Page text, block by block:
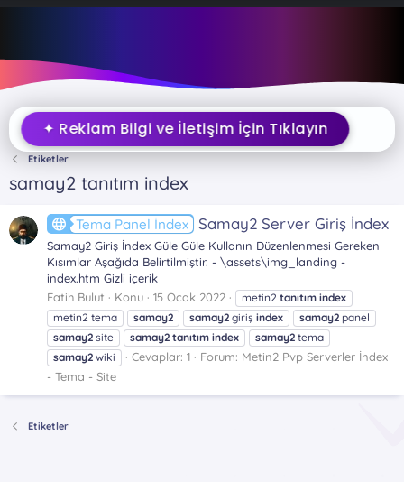
✦ Reklam Bilgi ve İletişim İçin Tıklayın
Etiketler
samay2 tanıtım index
Tema Panel İndex Samay2 Server Giriş İndex
Samay2 Giriş İndex Güle Güle Kullanın Düzenlenmesi Gereken
Kısımlar Aşağıda Belirtilmiştir. - \assets\img_landing -
index.htm Gizli içerik
Fatih Bulut
Konu 15 Ocak 2022 metin2 tanıtım index
metin2 tema
samay2 samay2 giriş index samay2 panel
samay2 site samay2 tanıtım index samay2 tema
samay2 wiki Cevaplar: 1 Forum: Metin2 Pvp Serverler İndex
- Tema - Site
Etiketler